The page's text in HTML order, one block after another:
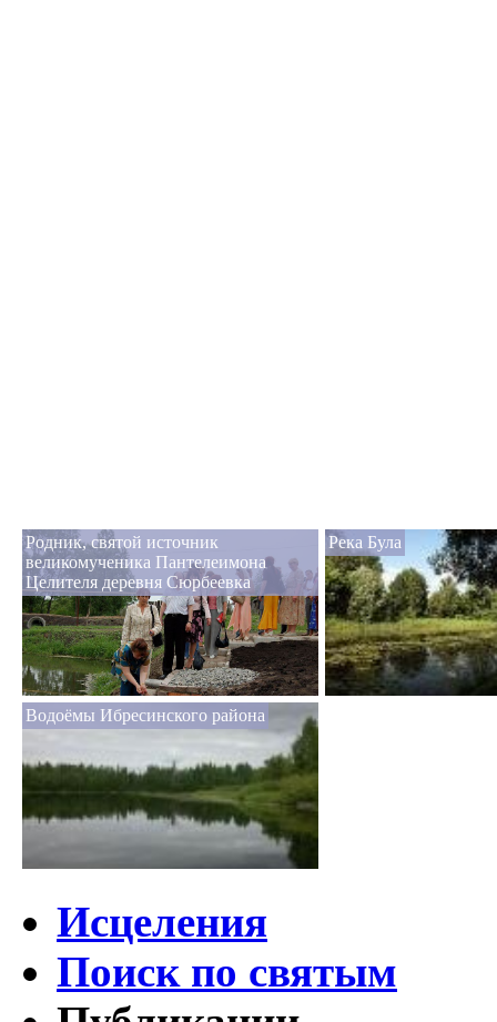
Родник, святой источник
великомученика Пантелеимона
Целителя деревня Сюрбеевка
Река Була
Водоёмы Ибресинского района
Исцеления
Поиск по святым